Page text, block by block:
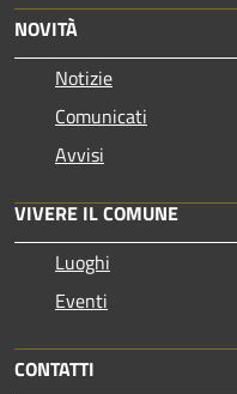
NOVITÀ
Notizie
Comunicati
Avvisi
VIVERE IL COMUNE
Luoghi
Eventi
CONTATTI